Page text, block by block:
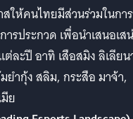
ให้คนไทยมีส่วนร่วมในการ
รประกวด เพื่อนําเสนอเส
ละปี อาทิ เสือสมิง ลิเลีย
ากุ้ง สลิม, กระสือ มาจ้า,
ย